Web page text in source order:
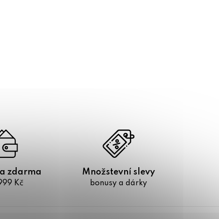
zdarma
Kč
Množstevní slevy
bonusy a dárky